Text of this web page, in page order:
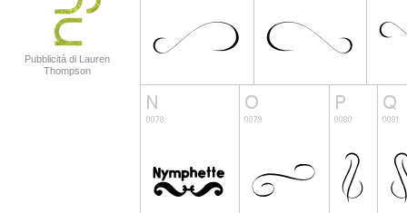
Pubblicità di Lauren
Thompson